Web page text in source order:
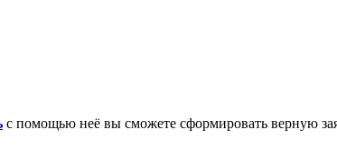
с помощью неё вы сможете сформировать верную